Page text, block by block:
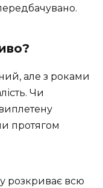
але з роками
Чи
протягом
розкриває всю